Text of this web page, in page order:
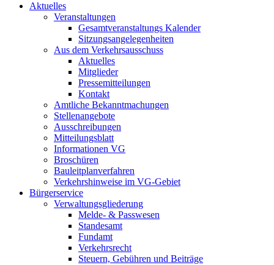
Aktuelles
Veranstaltungen
Gesamtveranstaltungs Kalender
Sitzungsangelegenheiten
Aus dem Verkehrsausschuss
Aktuelles
Mitglieder
Pressemitteilungen
Kontakt
Amtliche Bekanntmachungen
Stellenangebote
Ausschreibungen
Mitteilungsblatt
Informationen VG
Broschüren
Bauleitplanverfahren
Verkehrshinweise im VG-Gebiet
Bürgerservice
Verwaltungsgliederung
Melde- & Passwesen
Standesamt
Fundamt
Verkehrsrecht
Steuern, Gebühren und Beiträge